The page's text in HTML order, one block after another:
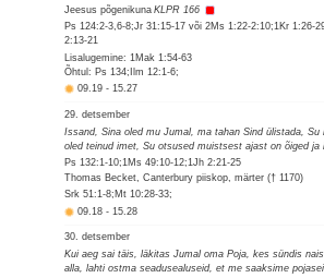
Jeesus põgenikuna KLPR 166
Ps 124:2-3,6-8;Jr 31:15-17 või 2Ms 1:22-2:10;1Kr 1:26-
2:13-21
Lisalugemine: 1Mak 1:54-63
Õhtul: Ps 134;Ilm 12:1-6;
09.19- 15.27
29. detsember
Issand, Sina oled mu Jumal, ma tahan Sind ülistada,
oled teinud imet, Su otsused muistsest ajast on õiged ja
Ps 132:1-10;1Ms 49:10-12;1Jh 2:21-25
Thomas Becket, Canterbury piiskop, märter († 1170)
Srk 51:1-8;Mt 10:28-33;
09.18- 15.28
30. detsember
Kui aeg sai täis, läkitas Jumal oma Poja, kes sündis
alla, lahti ostma seadusealuseid, et me saaksime